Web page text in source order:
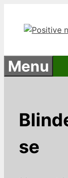
indhold
Menu
se